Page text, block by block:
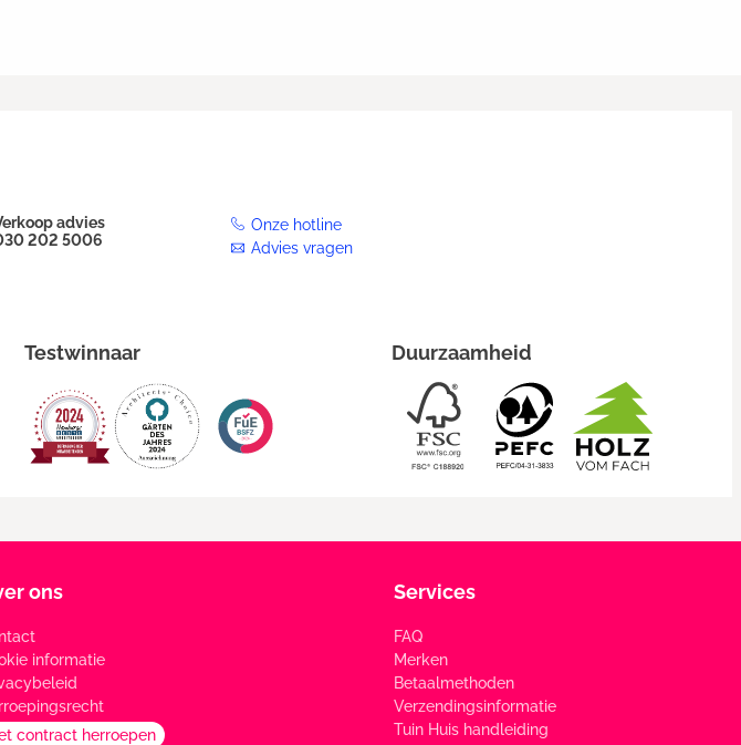
advies
202 5006
Onze hotline
Advies vragen
Testwinnaar Duurzaamheid
ons
informatie
contract herroepen
Services
FAQ
Merken
Betaalmethoden
Verzendingsinformatie
Tuin Huis handleiding